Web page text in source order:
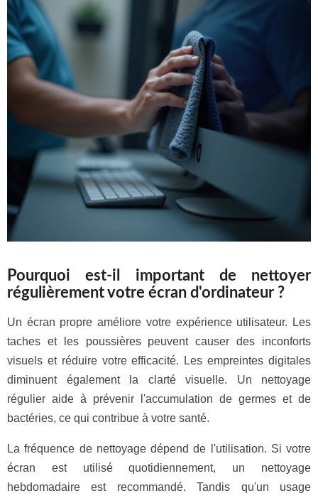
Pourquoi est-il important de nettoyer
régulièrement votre écran d'ordinateur ?
Un écran propre améliore votre expérience utilisateur. Les
taches et les poussières peuvent causer des inconforts
visuels et réduire votre efficacité. Les empreintes digitales
diminuent également la clarté visuelle. Un nettoyage
régulier aide à prévenir l'accumulation de germes et de
bactéries, ce qui contribue à votre santé.
La fréquence de nettoyage dépend de l'utilisation. Si votre
écran est utilisé quotidiennement, un nettoyage
hebdomadaire est recommandé. Tandis qu'un usage